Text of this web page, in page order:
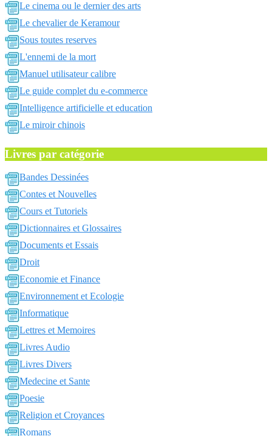
Le cinema ou le dernier des arts
Le chevalier de Keramour
Sous toutes reserves
L'ennemi de la mort
Manuel utilisateur calibre
Le guide complet du e-commerce
Intelligence artificielle et education
Le miroir chinois
Livres par catégorie
Bandes Dessinées
Contes et Nouvelles
Cours et Tutoriels
Dictionnaires et Glossaires
Documents et Essais
Droit
Economie et Finance
Environnement et Ecologie
Informatique
Lettres et Memoires
Livres Audio
Livres Divers
Medecine et Sante
Poesie
Religion et Croyances
Romans